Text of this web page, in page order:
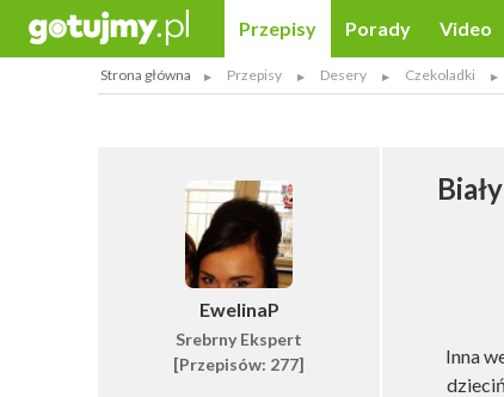
Przepisy Porady Video
Strona główna Przepisy Desery Czekoladki
EwelinaP
Srebrny Ekspert
[Przepisów: 277]
Inna